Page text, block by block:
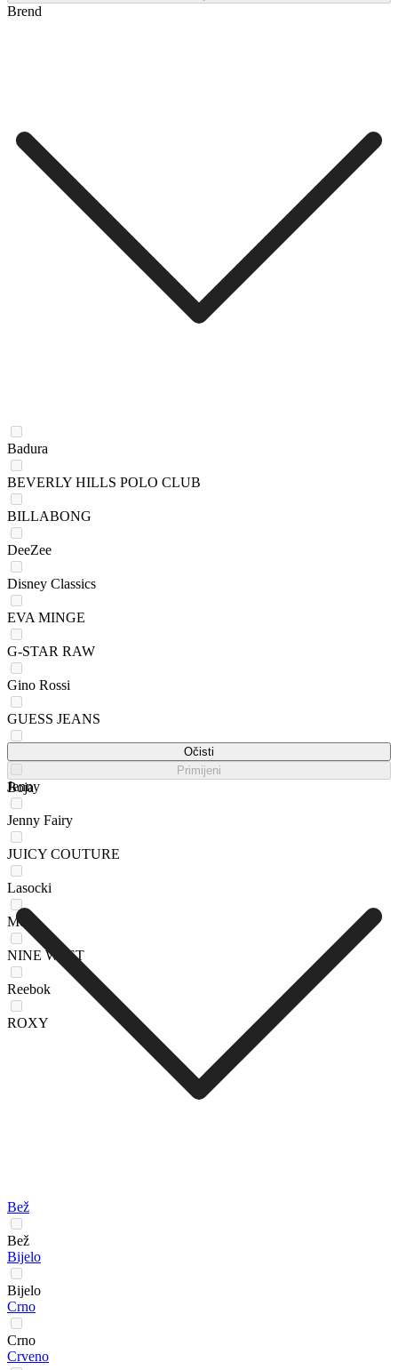
Brend
Badura
BEVERLY HILLS POLO CLUB
BILLABONG
DeeZee
Disney Classics
EVA MINGE
G-STAR RAW
Gino Rossi
GUESS JEANS
Jenny
Jenny Fairy
JUICY COUTURE
Lasocki
Mexx
NINE WEST
Reebok
ROXY
Očisti
Primijeni
Boja
Bež
Bež
Bijelo
Bijelo
Crno
Crno
Crveno